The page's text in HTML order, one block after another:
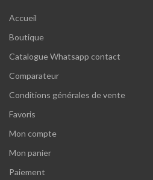
Accueil
Boutique
Catalogue Whatsapp contact
Comparateur
Conditions générales de vente
Favoris
Mon compte
Mon panier
Paiement